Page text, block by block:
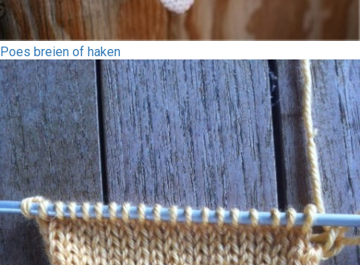
Poes breien of haken